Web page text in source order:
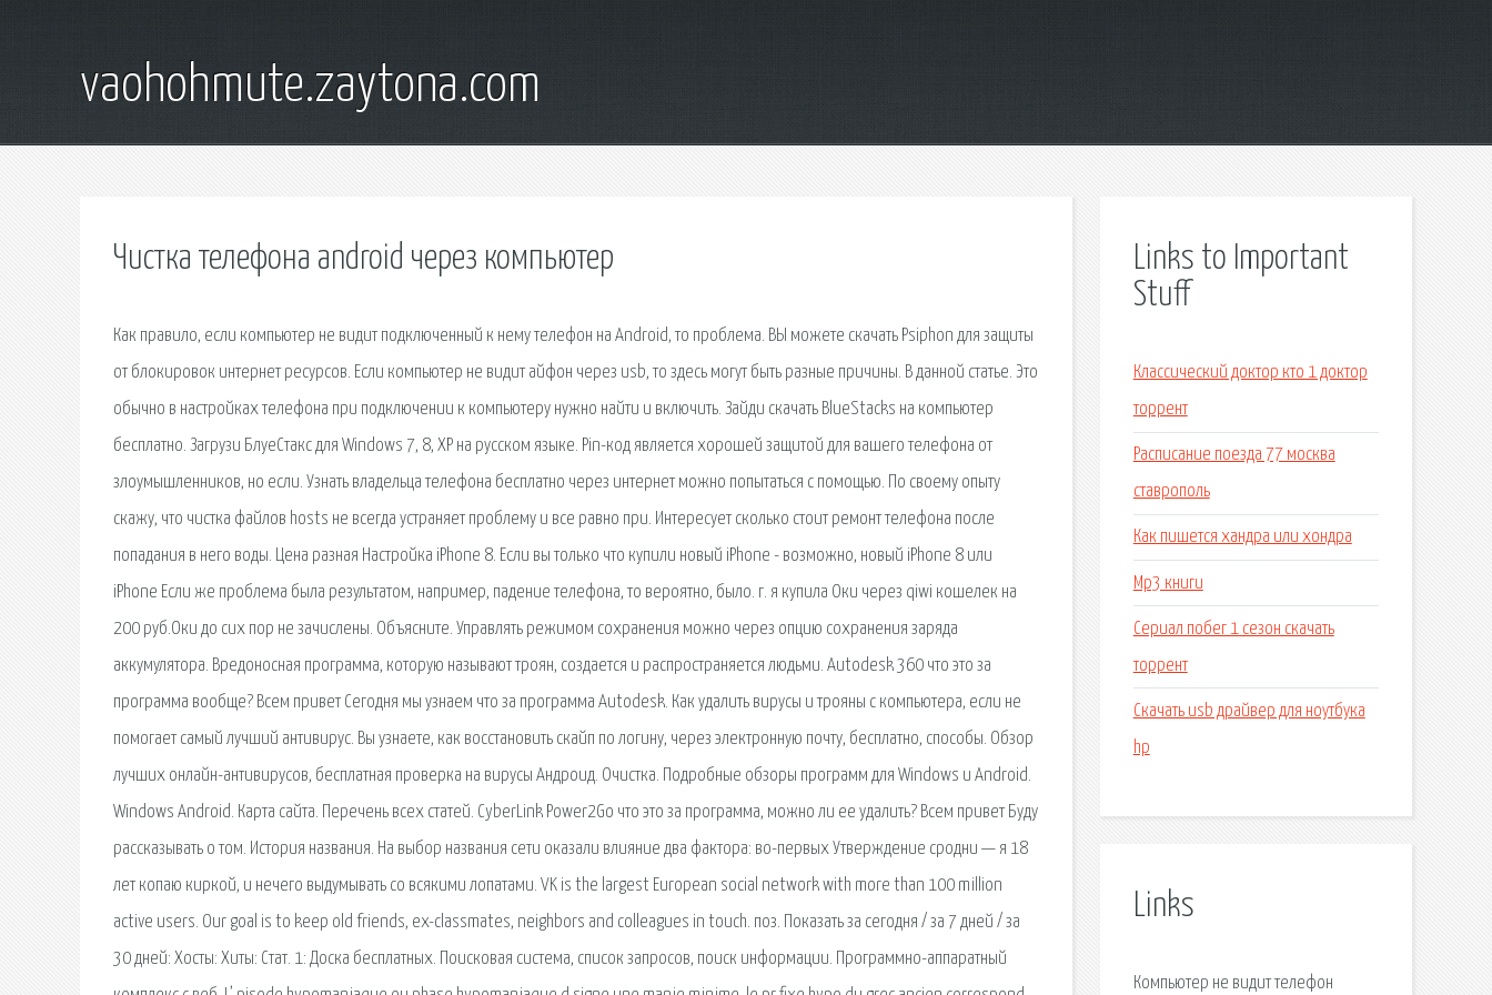
vaohohmute.zaytona.com
Чистка телефона android через компьютер
Как правило, если компьютер не видит подключенный к нему телефон на Android, то проблема. ВЫ можете скачать Psiphon для защиты
от блокировок интернет ресурсов. Если компьютер не видит айфон через usb, то здесь могут быть разные причины. В данной статье. Это
обычно в настройках телефона при подключении к компьютеру нужно найти и включить. Зайди скачать BlueStacks на компьютер
бесплатно. Загрузи БлуеСтакс для Windows 7, 8, XP на русском языке. Pin-код является хорошей защитой для вашего телефона от
злоумышленников, но если. Узнать владельца телефона бесплатно через интернет можно попытаться с помощью. По своему опыту
скажу, что чистка файлов hosts не всегда устраняет проблему и все равно при. Интересует сколько стоит ремонт телефона после
попадания в него воды. Цена разная Настройка iPhone 8. Если вы только что купили новый iPhone - возможно, новый iPhone 8 или
iPhone Если же проблема была результатом, например, падение телефона, то вероятно, было. г. я купила Оки через qiwi кошелек на
200 руб.Оки до сих пор не зачислены. Объясните. Управлять режимом сохранения можно через опцию сохранения заряда
аккумулятора. Вредоносная программа, которую называют троян, создается и распространяется людьми. Autodesk 360 что это за
программа вообще? Всем привет Сегодня мы узнаем что за программа Autodesk. Как удалить вирусы и трояны с компьютера, если не
помогает самый лучший антивирус. Вы узнаете, как восстановить скайп по логину, через электронную почту, бесплатно, способы. Обзор
лучших онлайн-антивирусов, бесплатная проверка на вирусы Андроид. Очистка. Подробные обзоры программ для Windows и Android.
Windows Android. Карта сайта. Перечень всех статей. CyberLink Power2Go что это за программа, можно ли ее удалить? Всем привет Буду
рассказывать о том. История названия. На выбор названия сети оказали влияние два фактора: во-первых Утверждение сродни — я 18
лет копаю киркой, и нечего выдумывать со всякими лопатами. VK is the largest European social network with more than 100 million
active users. Our goal is to keep old friends, ex-classmates, neighbors and colleagues in touch. поз. Показать за сегодня / за 7 дней / за
30 дней: Хосты: Хиты: Стат. 1: Доска бесплатных. Поисковая сиcтема, список запросов, поиск информации. Программно-аппаратный
Links to Important
Stuff
Классический доктор кто 1 доктор
торрент
Расписание поезда 77 москва
ставрополь
Как пишется хандра или хондра
Мр3 книги
Сериал побег 1 сезон скачать
торрент
Скачать usb драйвер для ноутбука
hp
Links
Компьютер не видит телефон